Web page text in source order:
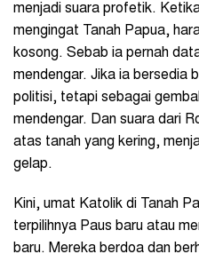
menjadi suara profetik.
mengingat Tanah Papua,
kosong. Sebab ia pernah
mendengar. Jika ia bersedia
politisi, tetapi sebagai
mendengar. Dan suara dari
atas tanah yang kering,
gelap.
Kini, umat Katolik di Tanah
terpilihnya Paus baru atau
baru. Mereka berdoa dan